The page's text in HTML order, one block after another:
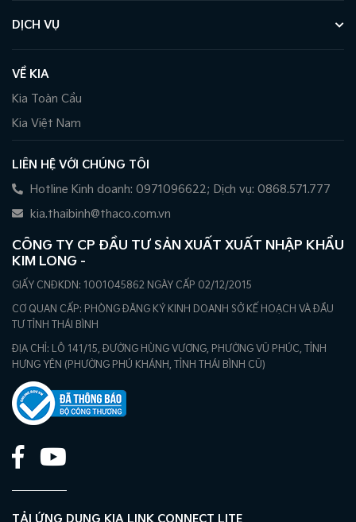
DỊCH VỤ
VỀ KIA
Kia Toàn Cầu
Kia Việt Nam
LIÊN HỆ VỚI CHÚNG TÔI
Hotline Kinh doanh: 0971096622; Dịch vụ: 0868.571.777
kia.thaibinh@thaco.com.vn
CÔNG TY CP ĐẦU TƯ SẢN XUẤT XUẤT NHẬP KHẨU
KIM LONG -
GIẤY CNĐKDN: 1001045862 NGÀY CẤP 02/12/2015
CƠ QUAN CẤP: PHÒNG ĐĂNG KÝ KINH DOANH SỞ KẾ HOẠCH VÀ ĐẦU
TƯ TỈNH THÁI BÌNH
ĐỊA CHỈ: LÔ 141/15, ĐƯỜNG HÙNG VƯƠNG, PHƯỜNG VŨ PHÚC, TỈNH
HƯNG YÊN (PHƯỜNG PHÚ KHÁNH, TỈNH THÁI BÌNH CŨ)
TẢI ỨNG DỤNG KIA LINK CONNECT LITE